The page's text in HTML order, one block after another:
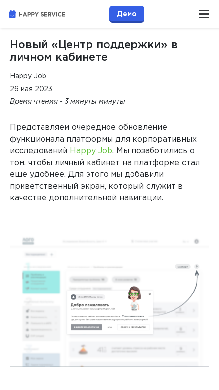
Демо
Новый «Центр поддержки» в
личном кабинете
Happy Job
26 мая 2023
Время чтения - 3 минуты минуты
Представляем очередное обновление
функционала платформы для корпоративных
исследований Happy Job. Мы позаботились о
том, чтобы личный кабинет на платформе стал
еще удобнее. Для этого мы добавили
приветственный экран, который служит в
качестве дополнительной навигации.